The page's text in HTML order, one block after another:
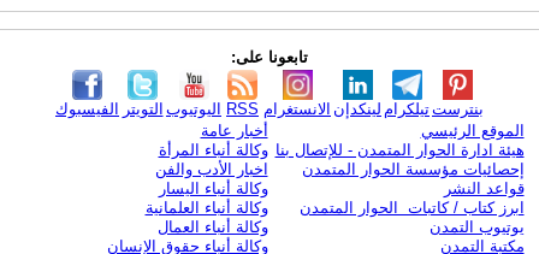
تابعونا على:
الفيسبوك التويتر اليوتيوب RSS الانستغرام لينكدإن تيلكرامبنترست
الموقع الرئيسي
هيئة ادارة الحوار المتمدن - للإتصال بنا
إحصائيات مؤسسة الحوار المتمدن
قواعد النشر
ابرز كتاب / كاتبات الحوار المتمدن
يوتيوب التمدن
مكتبة التمدن
أخبار عامة
وكالة أنباء المرأة
اخبار الأدب والفن
وكالة أنباء اليسار
وكالة أنباء العلمانية
وكالة أنباء العمال
وكالة أنباء حقوق الإنسان